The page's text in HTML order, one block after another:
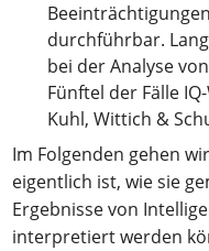
durchführbar.
bei der Analyse
Fünftel der Fälle
Kuhl, Wittich &
Im Folgenden gehen
eigentlich ist, wie sie
Ergebnisse von
interpretiert werden